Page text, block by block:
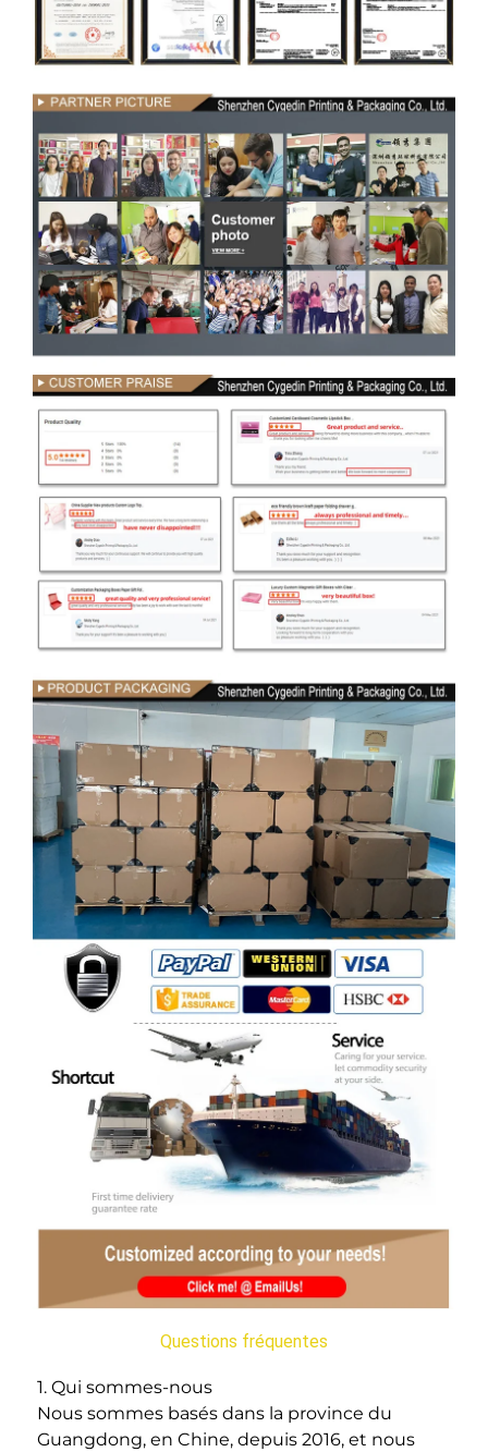
Questions fréquentes
1. Qui sommes-nous
Nous sommes basés dans la province du
Guangdong, en Chine, depuis 2016, et nous